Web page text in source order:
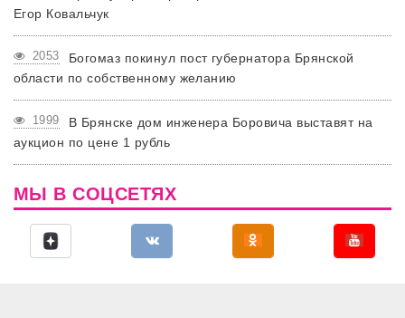
Егор Ковальчук
2053
Богомаз покинул пост губернатора Брянской
области по собственному желанию
1999
В Брянске дом инженера Боровича выставят на
аукцион по цене 1 рубль
МЫ В СОЦСЕТЯХ